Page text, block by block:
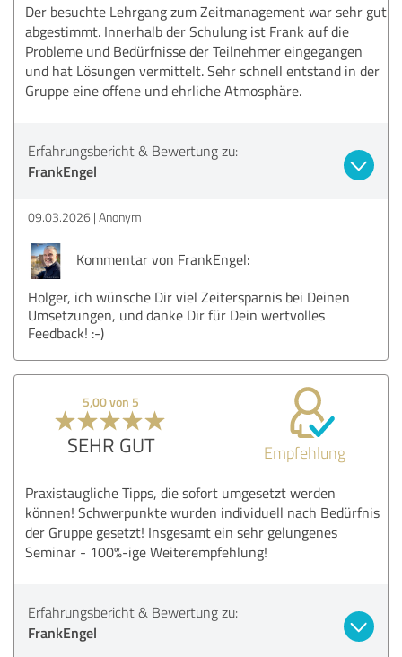
Der besuchte Lehrgang zum Zeitmanagement war sehr gut
abgestimmt. Innerhalb der Schulung ist Frank auf die
Probleme und Bedürfnisse der Teilnehmer eingegangen
und hat Lösungen vermittelt. Sehr schnell entstand in der
Gruppe eine offene und ehrliche Atmosphäre.
Erfahrungsbericht & Bewertung zu:
FrankEngel
09.03.2026 Anonym
Kommentar von FrankEngel:
Holger, ich wünsche Dir viel Zeitersparnis bei Deinen
Umsetzungen, und danke Dir für Dein wertvolles
Feedback! :-)
5,00 von 5
SEHR GUT Empfehlung
Praxistaugliche Tipps, die sofort umgesetzt werden
können! Schwerpunkte wurden individuell nach Bedürfnis
der Gruppe gesetzt! Insgesamt ein sehr gelungenes
Seminar - 100%-ige Weiterempfehlung!
Erfahrungsbericht & Bewertung zu:
FrankEngel